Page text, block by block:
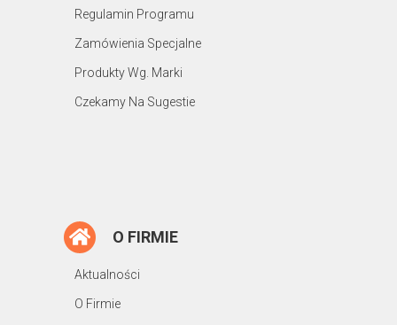
Regulamin Programu
Zamówienia Specjalne
Produkty Wg. Marki
Czekamy Na Sugestie
O FIRMIE
Aktualności
O Firmie